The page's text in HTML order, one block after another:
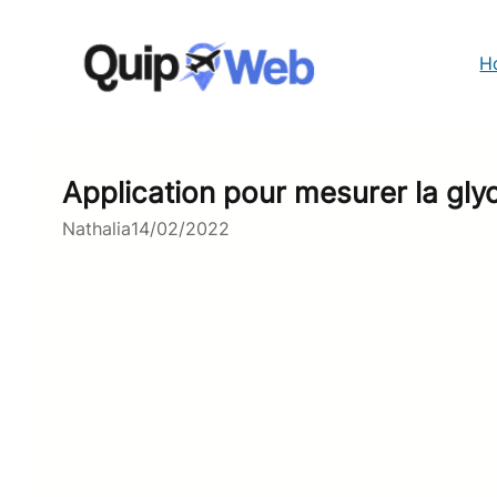
Application pour mesurer la
Nathalia14/02/2022